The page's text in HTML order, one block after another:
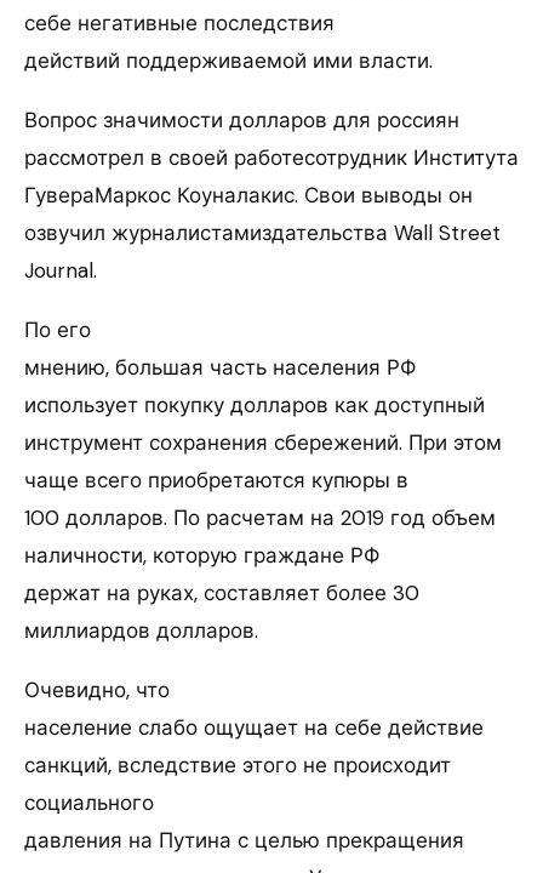
себе негативные последствия
действий поддерживаемой ими власти.
Вопрос значимости долларов для россиян
рассмотрел в своей работесотрудник Института
ГувераМаркос Коуналакис. Свои выводы он
озвучил журналистамиздательства Wall Street
Journal.
По его
мнению, большая часть населения РФ
использует покупку долларов как доступный
инструмент сохранения сбережений. При этом
чаще всего приобретаются купюры в
100 долларов. По расчетам на 2019 год объем
наличности, которую граждане РФ
держат на руках, составляет более 30
миллиардов долларов.
Очевидно, что
население слабо ощущает на себе действие
санкций, вследствие этого не происходит
социального
давления на Путина с целью прекращения